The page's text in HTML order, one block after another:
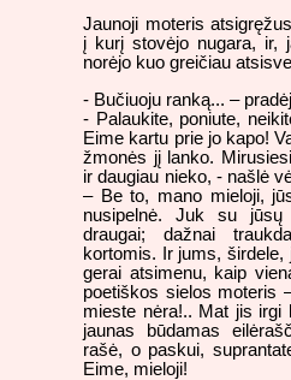
Jaunoji moteris
į kurį stovėjo nugara, ir,
norėjo kuo greičiau
- Bučiuoju ranką... –
- Palaukite, poniute,
Eime kartu prie jo kapo!
žmonės jį lanko.
ir daugiau nieko, - našlė
– Be to, mano mieloji,
nusipelnė. Juk su
draugai; dažnai
kortomis. Ir jums,
gerai atsimenu, kaip
poetiškos sielos moteris
mieste nėra!.. Mat jis irgi
jaunas būdamas
rašė, o paskui,
Eime, mieloji!